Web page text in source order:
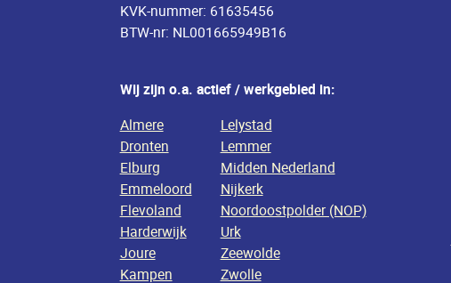
KVK-nummer: 61635456
BTW-nr: NL001665949B16
Wij zijn o.a. actief / werkgebied in:
Almere
Lelystad
Dronten
Lemmer
Elburg
Midden Nederland
Emmeloord
Nijkerk
Flevoland
Noordoostpolder (NOP)
Harderwijk
Urk
Joure
Zeewolde
Kampen
Zwolle